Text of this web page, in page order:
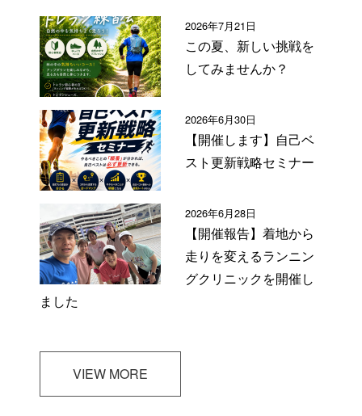
2026年7月21日
この夏、新しい挑戦を
してみませんか？
2026年6月30日
【開催します】自己ベ
スト更新戦略セミナー
2026年6月28日
【開催報告】着地から
走りを変えるランニン
グクリニックを開催し
ました
VIEW MORE